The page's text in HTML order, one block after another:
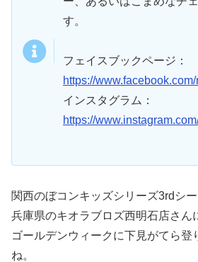
す。
フェイスブックページ：
https://
インスタグラム：
https://
関西のぼコンキッズシリーズ3rdシ
兵庫県のキオラブロズ西明石店さん
ゴールデンウィークに下見がてら登
ね。